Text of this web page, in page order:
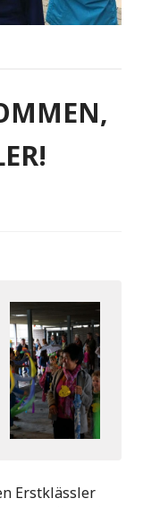
Erstklässler